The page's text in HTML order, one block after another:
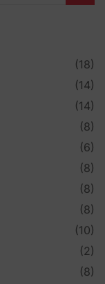
(18)
(14)
(14)
(8)
(6)
(8)
(8)
(8)
(10)
(2)
(8)